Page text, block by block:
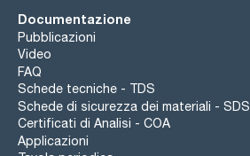
Documentazione
Pubblicazioni
Video
FAQ
Schede tecniche - TDS
Schede di sicurezza dei materiali - SDS
Certificati di Analisi - COA
Applicazioni